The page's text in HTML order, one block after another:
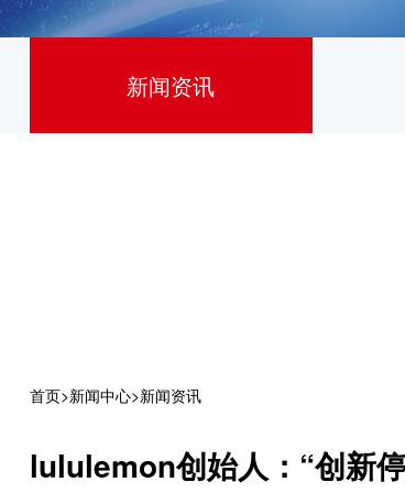
新闻资讯
首页>新闻中心>新闻资讯
lululemon创始人：“创新